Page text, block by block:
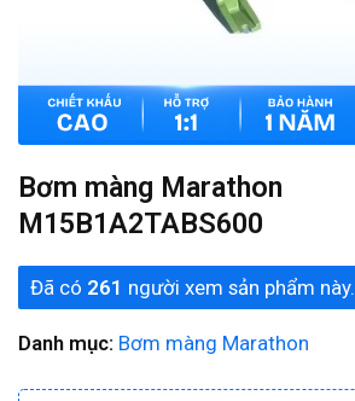
Bơm màng Marathon
M15B1A2TABS600
Đã có 261 người xem sản phẩm này.
Danh mục: Bơm màng Marathon